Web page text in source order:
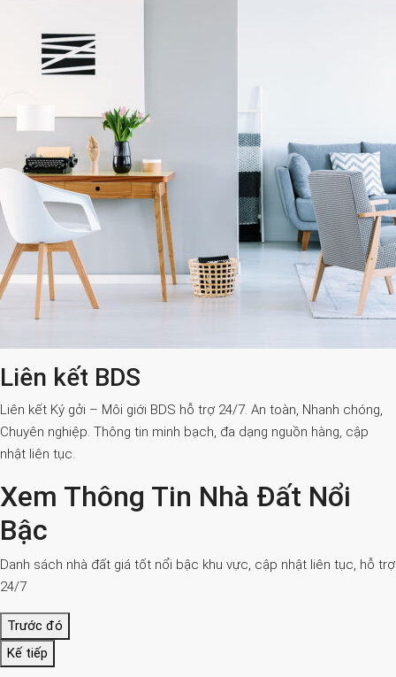
Liên kết BDS
Liên kết Ký gởi – Môi giới BDS hỗ trợ 24/7. An toàn, Nhanh chóng,
Chuyên nghiệp. Thông tin minh bạch, đa dạng nguồn hàng, cập
nhật liên tục.
Xem Thông Tin Nhà Đất Nổi
Bậc
Danh sách nhà đất giá tốt nổi bậc khu vực, cập nhật liên tục, hỗ trợ
24/7
Trước đó
Kế tiếp